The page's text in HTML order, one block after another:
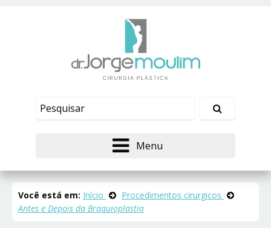
Menu
Você está em: Início
Procedimentos cirurgicos
Antes e Depois da Braquioplastia